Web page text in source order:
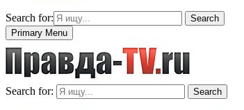
Search for:
Search
Primary Menu
Search for: Search